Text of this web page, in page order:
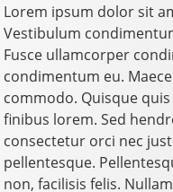
Lorem ipsum dolor sit
Vestibulum
Fusce ullamcorper
condimentum eu.
commodo. Quisque
finibus lorem. Sed
consectetur orci nec
pellentesque.
non, facilisis felis.